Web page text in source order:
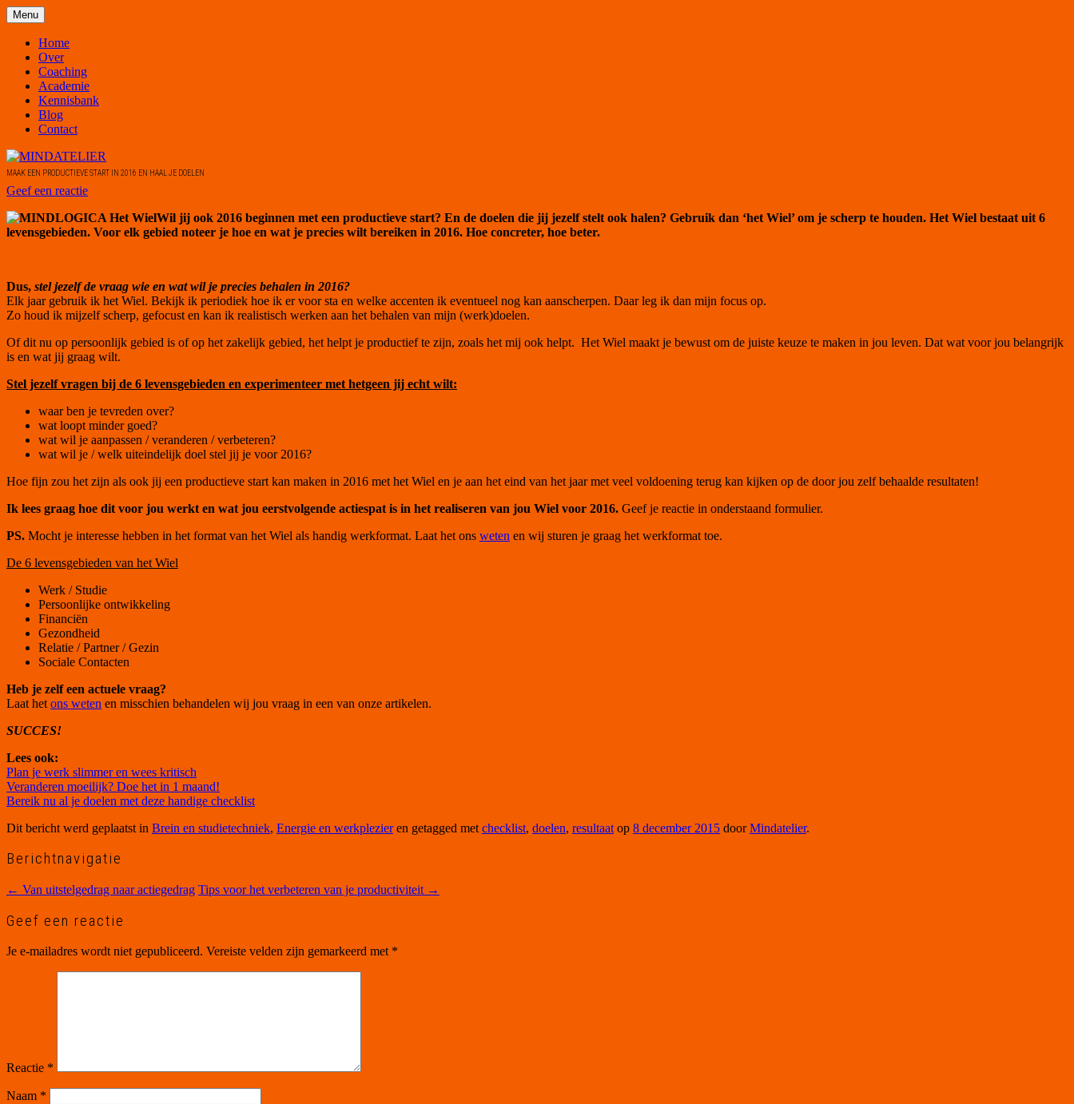
Ga
naar
inhoud
MINDATELIER
Menu
Home
Over
Coaching
Academie
Kennisbank
Blog
Contact
MAAK EEN PRODUCTIEVE START IN 2016 EN HAAL JE DOELEN
Geef een reactie
Wil jij ook 2016 beginnen met een productieve start? En de doelen die jij jezelf stelt ook halen? Gebruik dan ‘het Wiel’ om je scherp te houden. Het Wiel bestaat uit 6
levensgebieden. Voor elk gebied noteer je hoe en wat je precies wilt bereiken in 2016. Hoe concreter, hoe beter.
Dus, stel jezelf de vraag wie en wat wil je precies behalen in 2016?
Elk jaar gebruik ik het Wiel. Bekijk ik periodiek hoe ik er voor sta en welke accenten ik eventueel nog kan aanscherpen. Daar leg ik dan mijn focus op.
Zo houd ik mijzelf scherp, gefocust en kan ik realistisch werken aan het behalen van mijn (werk)doelen.
Of dit nu op persoonlijk gebied is of op het zakelijk gebied, het helpt je productief te zijn, zoals het mij ook helpt. Het Wiel maakt je bewust om de juiste keuze te maken in jou leven. Dat wat voor jou belangrijk
is en wat jij graag wilt.
Stel jezelf vragen bij de 6 levensgebieden en experimenteer met hetgeen jij echt wilt:
waar ben je tevreden over?
wat loopt minder goed?
wat wil je aanpassen / veranderen / verbeteren?
wat wil je / welk uiteindelijk doel stel jij je voor 2016?
Hoe fijn zou het zijn als ook jij een productieve start kan maken in 2016 met het Wiel en je aan het eind van het jaar met veel voldoening terug kan kijken op de door jou zelf behaalde resultaten!
Ik lees graag hoe dit voor jou werkt en wat jou eerstvolgende actiespat is in het realiseren van jou Wiel voor 2016. Geef je reactie in onderstaand formulier.
PS. Mocht je interesse hebben in het format van het Wiel als handig werkformat. Laat het ons weten en wij sturen je graag het werkformat toe.
De 6 levensgebieden van het Wiel
Werk / Studie
Persoonlijke ontwikkeling
Financiën
Gezondheid
Relatie / Partner / Gezin
Sociale Contacten
Heb je zelf een actuele vraag?
Laat het ons weten en misschien behandelen wij jou vraag in een van onze artikelen.
SUCCES!
Lees ook:
Plan je werk slimmer en wees kritisch
Veranderen moeilijk? Doe het in 1 maand!
Bereik nu al je doelen met deze handige checklist
Dit bericht werd geplaatst in Brein en studietechniek, Energie en werkplezieren getagged met checklist, doelen, resultaat op 8 december 2015 doorMindatelier.
Berichtnavigatie
← Van uitstelgedrag naar actiegedrag Tips voor het verbeteren van je productiviteit →
Geef een reactie
Je e-mailadres wordt niet gepubliceerd. Vereiste velden zijn gemarkeerd met *
Reactie *
Naam *